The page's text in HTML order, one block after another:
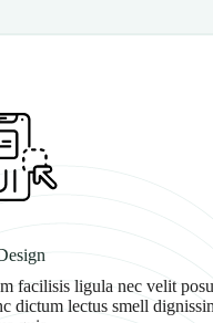
facilisis ligula nec velit
dictum lectus smell